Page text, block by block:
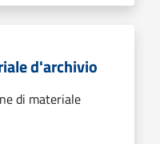
d'archivio
di materiale